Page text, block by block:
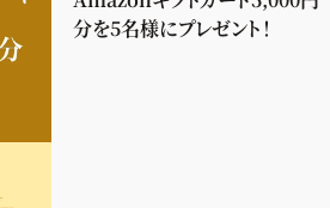
分を5名様にプレゼント！